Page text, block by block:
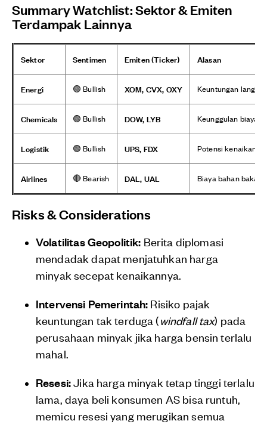
Summary Watchlist: Sektor & Emiten
Terdampak Lainnya
Sektor Sentimen Emiten (Ticker) Alasan
Energi 🟢 Bullish XOM, CVX, OXY Keuntungan
Chemicals 🟢 Bullish DOW, LYB Keunggulan biaya
Logistik 🟢 Bullish UPS, FDX Potensi kenaikan
Airlines 🔴 Bearish DAL, UAL Biaya bahan bakar
Risks & Considerations
Volatilitas Geopolitik: Berita diplomasi
mendadak dapat menjatuhkan harga
minyak secepat kenaikannya.
Intervensi Pemerintah: Risiko pajak
keuntungan tak terduga (windfall tax) pada
perusahaan minyak jika harga bensin terlalu
mahal.
Resesi:Jika harga minyak tetap tinggi terlalu
lama, daya beli konsumen AS bisa runtuh,
memicu resesi yang merugikan semua